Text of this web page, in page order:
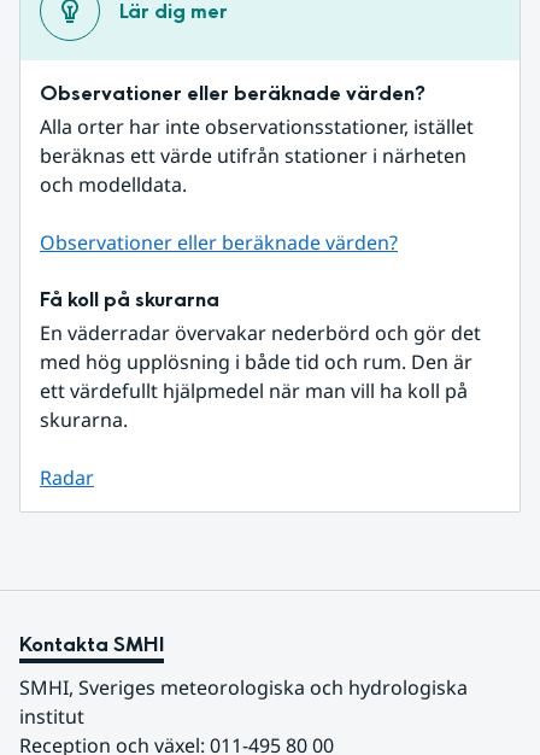
Lär dig mer
Observationer eller beräknade värden?
Alla orter har inte observationsstationer, istället
beräknas ett värde utifrån stationer i närheten
och modelldata.
Observationer eller beräknade värden?
Få koll på skurarna
En väderradar övervakar nederbörd och gör det
med hög upplösning i både tid och rum. Den är
ett värdefullt hjälpmedel när man vill ha koll på
skurarna.
Radar
Kontakta SMHI
SMHI, Sveriges meteorologiska och hydrologiska
institut
Reception och växel: 011-495 80 00